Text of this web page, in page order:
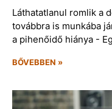
Láthatatlanul romlik a
továbbra is munkába
a pihenőidő hiánya -
BŐVEBBEN »